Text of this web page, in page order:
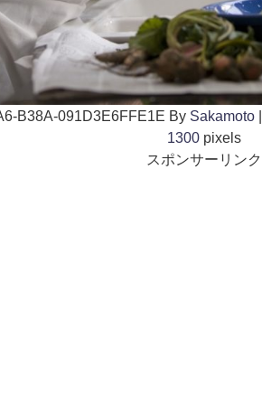
B38A-091D3E6FFE1E By Sakamoto |
1300 pixels
スポンサーリンク